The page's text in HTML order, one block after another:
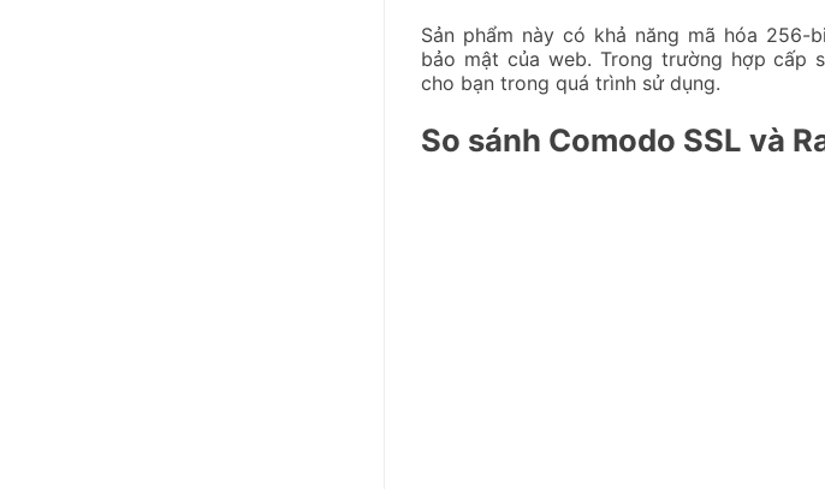
Sản phẩm này có khả năng mã hóa
bảo mật của web. Trong trường hợp cấp
cho bạn trong quá trình sử dụng.
So sánh Comodo SSL và